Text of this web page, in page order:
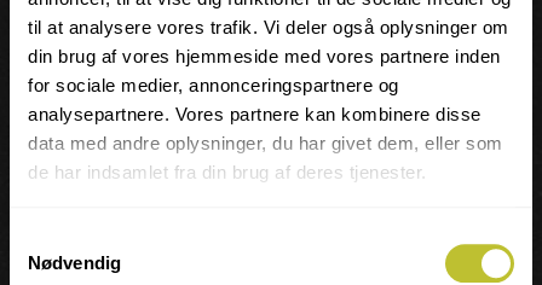
til at analysere vores trafik. Vi deler også oplysninger om
din brug af vores hjemmeside med vores partnere inden
for sociale medier, annonceringspartnere og
analysepartnere. Vores partnere kan kombinere disse
data med andre oplysninger, du har givet dem, eller som
de har indsamlet fra din brug af deres tjenester.
Nødvendig
20 46 99 78
Læs mere om læreren
DU KAN OGSÅ TILMELDE DIG